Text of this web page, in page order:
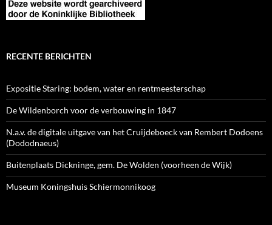
RECENTE BERICHTEN
Expositie Staring: bodem, water en rentmeesterschap
De Wildenborch voor de verbouwing in 1847
N.a.v. de digitale uitgave van het Cruijdeboeck van Rembert Dodoens
(Dododnaeus)
Buitenplaats Dickninge, gem. De Wolden (voorheen de Wijk)
Museum Koningshuis Schiermonnikoog